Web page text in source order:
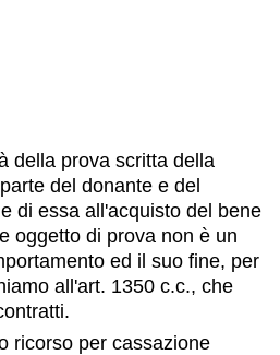
della prova scritta della
del donante e del
di essa all'acquisto del bene
oggetto di prova non è un
ed il suo fine, per
all'art. 1350 c.c., che
ricorso per cassazione